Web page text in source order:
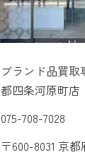
ブランド品買
都四条河原町店
075-708-7028
〒600-8031 京